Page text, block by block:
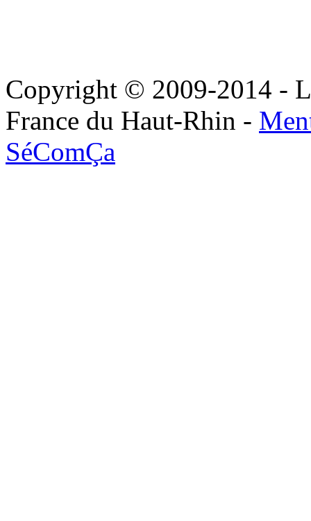
Copyright © 2009-2014 -
France du Haut-Rhin -
SéComÇa